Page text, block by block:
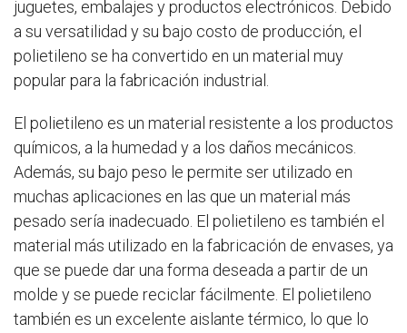
juguetes, embalajes y productos electrónicos. Debido
a su versatilidad y su bajo costo de producción, el
polietileno se ha convertido en un material muy
popular para la fabricación industrial.
El polietileno es un material resistente a los productos
químicos, a la humedad y a los daños mecánicos.
Además, su bajo peso le permite ser utilizado en
muchas aplicaciones en las que un material más
pesado sería inadecuado. El polietileno es también el
material más utilizado en la fabricación de envases, ya
que se puede dar una forma deseada a partir de un
molde y se puede reciclar fácilmente. El polietileno
también es un excelente aislante térmico, lo que lo